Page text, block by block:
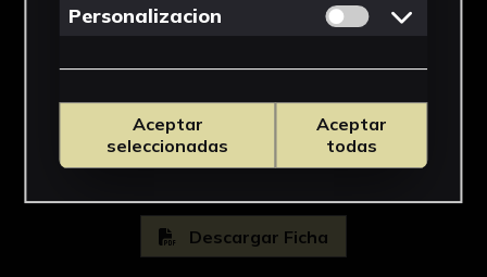
Descargar Ficha
Personalizacion Permitir cookies
Aceptar
seleccionadas
Aceptar
todas